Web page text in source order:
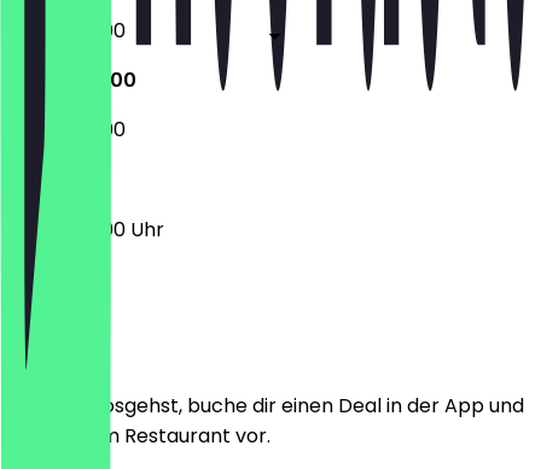
17:00 - 23:00
17:00 - 23:00
17:00 - 23:00
17:00 - 23:00 Uhr
Ort
Bevor du losgehst, buche dir einen Deal in der App und
zeige ihn im Restaurant vor.